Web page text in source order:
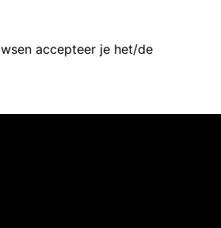
accepteer je het/de